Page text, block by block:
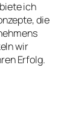
ich
die
wir
Erfolg.